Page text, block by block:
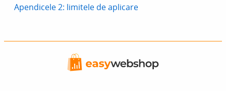
Apendicele 2: limitele de aplicare